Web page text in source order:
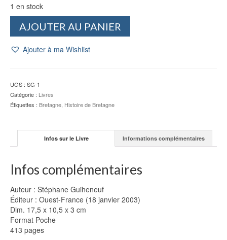
1 en stock
de
Stéphane
GUIHENEUF
AJOUTER AU PANIER
Ajouter à ma Wishlist
UGS : SG-1
Catégorie : Livres
Étiquettes : Bretagne, Histoire de Bretagne
Infos sur le Livre Informations complémentaires
Infos complémentaires
Auteur : Stéphane Guiheneuf
Éditeur : Ouest-France (18 janvier 2003)
Dim. 17,5 x 10,5 x 3 cm
Format Poche
413 pages